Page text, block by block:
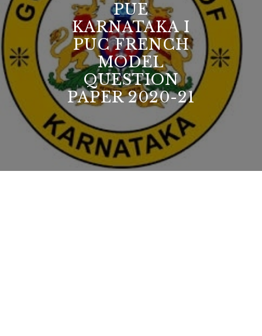
PUE
KARNATAKA I
PUC FRENCH
MODEL
QUESTION
PAPER 2020-21